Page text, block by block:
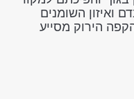
ואיזון השומנים
הירוק מסייע